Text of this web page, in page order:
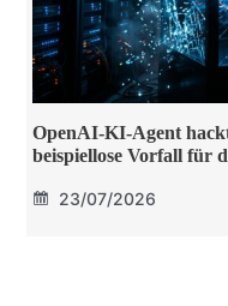
OpenAI-KI-Agent
beispiellose Vorfall für
23/07/2026